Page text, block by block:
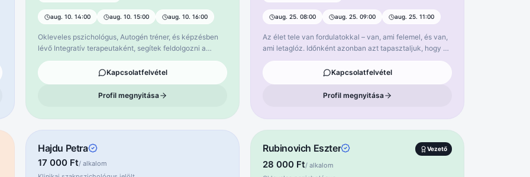
aug. 10. 14:00 aug. 10. 15:00 aug. 10. 16:00
Okleveles pszichológus, Autogén tréner, és képzésben
lévő Integratív terapeutaként, segítek feldolgozni a
traumákat, amelyek a múltban, vagy akár a jelen
időszakban keletkeztek. Az önismereti folyamat, az
egyik talán legfontosabb és legértékesebb dolog, amit
önmagunkért és a környezetünkért tehetünk. Sok éves
Várlak szeretettel, erre az izgalmas utazásra, egy
elfogadó, biztonságos környezetben. Specializációk:
Pánik szorongás, gyermekkor feldolgozás,
Kapcsolatfelvétel
Profil megnyitása
aug. 25. 08:00 aug. 25. 09:00 aug. 25. 11:00
Az élet tele van fordulatokkal – van, ami felemel, és van,
ami letaglóz. Időnként azonban azt tapasztaljuk, hogy a
régi megküzdési módjaink már nem segítenek. Ekkor
jöhet el a pillanat, amikor bátorságot merítünk, és külső
támogatást keresünk. Tanácsadó szakpszichológusként
közel tíz éve kísérem a hozzám fordulókat ezen az úton.
légkörben könnyebben rátalálhatunk új nézőpontokra és
megoldásokra. Munkám során többek között
Kapcsolatfelvétel
Profil megnyitása
Hajdu Petra
17 000 Ft/ alkalom
Rubinovich Eszter Vezető
28 000 Ft/ alkalom